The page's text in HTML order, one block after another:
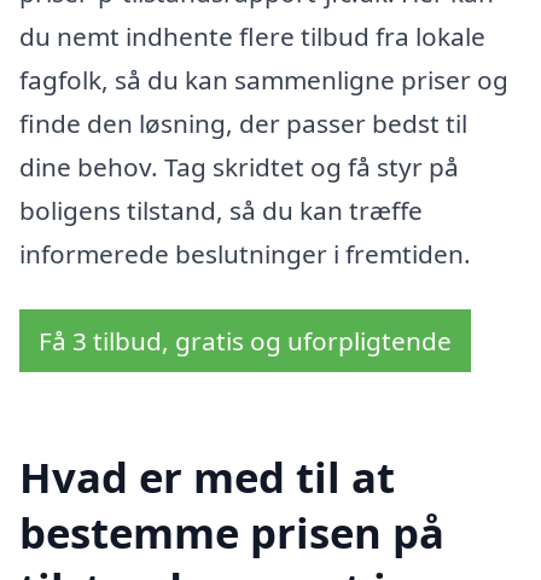
du nemt indhente flere tilbud fra lokale
fagfolk, så du kan sammenligne priser og
finde den løsning, der passer bedst til
dine behov. Tag skridtet og få styr på
boligens tilstand, så du kan træffe
informerede beslutninger i fremtiden.
Få 3 tilbud, gratis og uforpligtende
Hvad er med til at
bestemme prisen på